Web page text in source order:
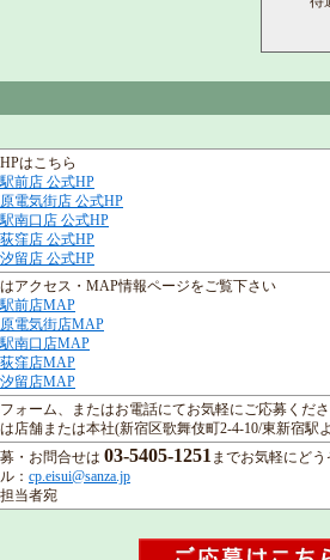
はこちら
前店 公式HP
電気街店 公式HP
南口店 公式HP
窪店 公式HP
留店 公式HP
アクセス・MAP情報ページをご覧下さい
前店MAP
電気街店MAP
南口店MAP
窪店MAP
留店MAP
ォーム、またはお電話にてお気軽にご応募くださ
店舗または本社(新宿区歌舞伎町2-4-10/東新宿駅
・お問合せは 03-5405-1251 までお気軽にどう
： cp.eisui@sanza.jp
当者宛